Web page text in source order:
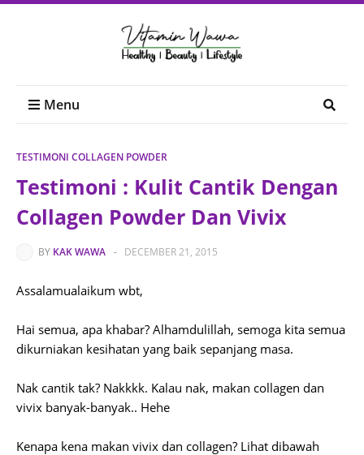
Menu
TESTIMONI COLLAGEN POWDER
Testimoni : Kulit Cantik Dengan
Collagen Powder Dan Vivix
BY KAK WAWA - DECEMBER 21, 2015
Assalamualaikum wbt,
Hai semua, apa khabar? Alhamdulillah, semoga kita semua
dikurniakan kesihatan yang baik sepanjang masa.
Nak cantik tak? Nakkkk. Kalau nak, makan collagen dan
vivix banyak-banyak.. Hehe
Kenapa kena makan vivix dan collagen? Lihat dibawah